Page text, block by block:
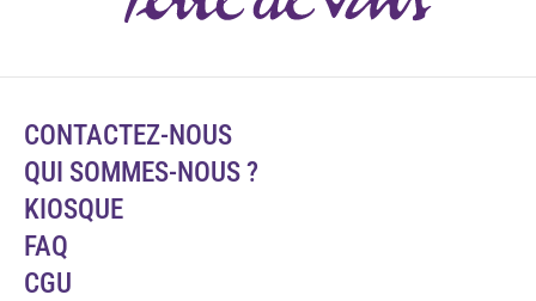
CONTACTEZ-NOUS
QUI SOMMES-NOUS ?
KIOSQUE
FAQ
CGU